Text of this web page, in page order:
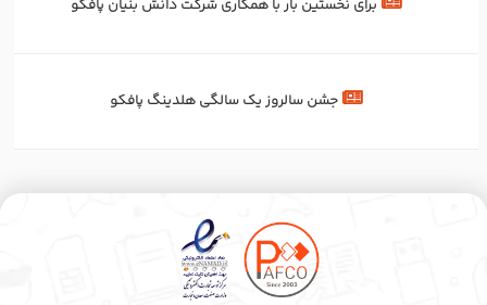
برای‌ نخستین‌ بار با همکاری شرکت دانش بنیان پافکو
جشن سالروز یک سالگی هلدینگ پافکو